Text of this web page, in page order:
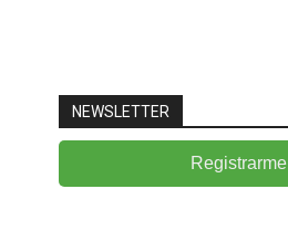
NEWSLETTER
Registrarme